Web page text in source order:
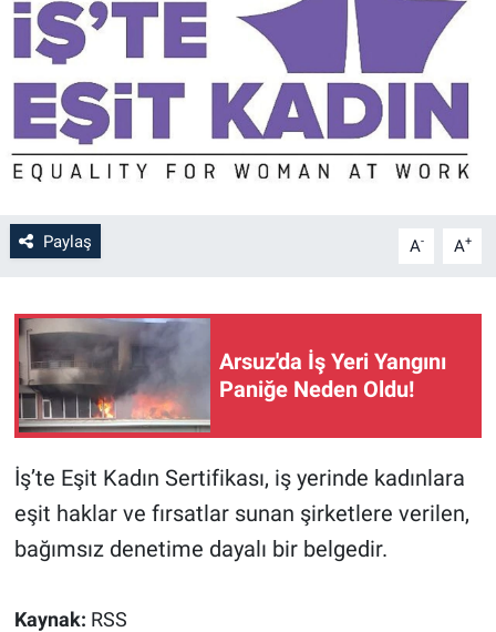
Paylaş A- A+
Arsuz'da İş Yeri Yangını
Paniğe Neden Oldu!
İş’te Eşit Kadın Sertifikası, iş yerinde kadınlara
eşit haklar ve fırsatlar sunan şirketlere verilen,
bağımsız denetime dayalı bir belgedir.
Kaynak: RSS